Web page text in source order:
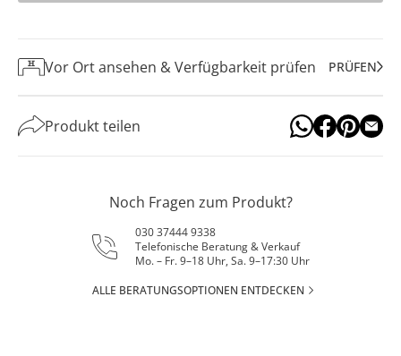
Vor Ort ansehen & Verfügbarkeit prüfen PRÜFEN
Produkt teilen
Noch Fragen zum Produkt?
030 37444 9338
Telefonische Beratung & Verkauf
Mo. – Fr. 9–18 Uhr, Sa. 9–17:30 Uhr
ALLE BERATUNGSOPTIONEN ENTDECKEN